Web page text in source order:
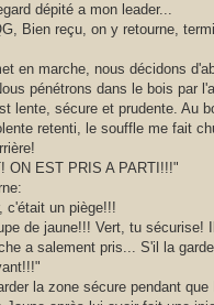
dépité a mon leader...
Bien reçu, on y retourne,
en marche, nous décidons
pénétrons dans le bois par
lente, sécure et prudente. Au
retenti, le souffle me fait
ON EST PRIS A PARTI!!!"
c'était un piège!!!
de jaune!!! Vert, tu sécurise!
a salement pris... S'il la
la zone sécure pendant